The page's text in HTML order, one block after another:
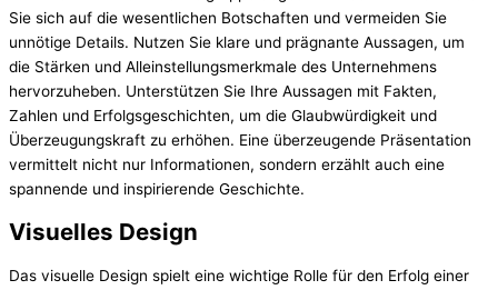
Sie sich auf die wesentlichen Botschaften und vermeiden Sie
unnötige Details. Nutzen Sie klare und prägnante Aussagen, um
die Stärken und Alleinstellungsmerkmale des Unternehmens
hervorzuheben. Unterstützen Sie Ihre Aussagen mit Fakten,
Zahlen und Erfolgsgeschichten, um die Glaubwürdigkeit und
Überzeugungskraft zu erhöhen. Eine überzeugende Präsentation
vermittelt nicht nur Informationen, sondern erzählt auch eine
spannende und inspirierende Geschichte.
Visuelles Design
Das visuelle Design spielt eine wichtige Rolle für den Erfolg einer